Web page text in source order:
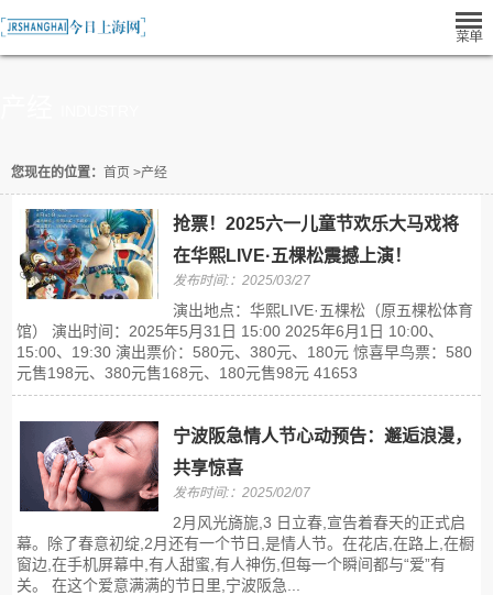
您现在的位置： 首页 >产经
抢票！2025六一儿童节欢乐大马戏将
在华熙LIVE·五棵松震撼上演！
发布时间:：2025/03/27
演出地点：华熙LIVE·五棵松（原五棵松体育
馆） 演出时间：2025年5月31日 15:00 2025年6月1日 10:00、
15:00、19:30 演出票价：580元、380元、180元 惊喜早鸟票：580
元售198元、380元售168元、180元售98元 41653
宁波阪急情人节心动预告：邂逅浪漫，
共享惊喜
发布时间:：2025/02/07
2月风光旖旎,3 日立春,宣告着春天的正式启
幕。除了春意初绽,2月还有一个节日,是情人节。在花店,在路上,在橱
窗边,在手机屏幕中,有人甜蜜,有人神伤,但每一个瞬间都与“爱”有
关。 在这个爱意满满的节日里,宁波阪急...